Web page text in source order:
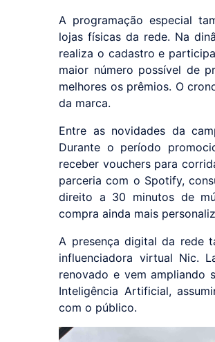
A programação especial
lojas físicas da rede. Na
realiza o cadastro e
maior número possível de
melhores os prêmios. O
da marca.
Entre as novidades da
Durante o período
receber vouchers para
parceria com o Spotify,
direito a 30 minutos de
compra ainda mais
A presença digital da rede
influenciadora virtual Nic.
renovado e vem ampliando
Inteligência Artificial,
com o público.